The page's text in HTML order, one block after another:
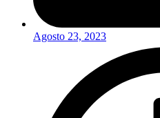
Agosto 23, 2023